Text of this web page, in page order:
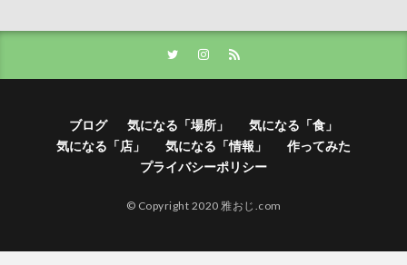
ブログ 気になる「場所」
気になる「食」
気になる「店」
気になる「情報」
作ってみた
プライバシーポリシー
© Copyright 2020 雅おじ.com